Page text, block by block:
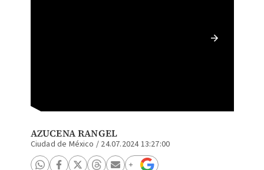
AZUCENA RANGEL
Ciudad de México / 24.07.2024 13:27:00